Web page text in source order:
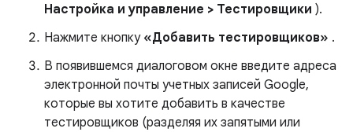
Настройка и управление > Тестировщики ).
Нажмите кнопку «Добавить тестировщиков» .
В появившемся диалоговом окне введите адреса
электронной почты учетных записей Google,
которые вы хотите добавить в качестве
тестировщиков (разделяя их запятыми или